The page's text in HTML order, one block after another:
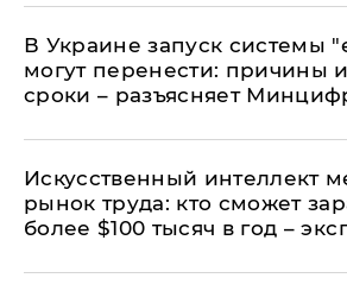
В Украине запуск системы
могут перенести: причины
сроки – разъясняет
Искусственный интеллект
рынок труда: кто сможет
более $100 тысяч в год –